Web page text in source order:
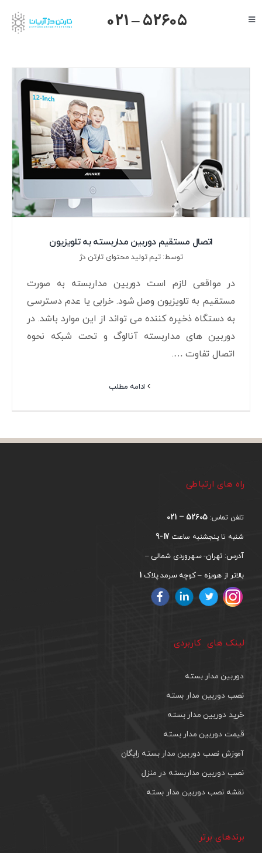
to
Toggle
گرنداستریم
هایک ویژن
تیاندی
021 – 52605
اتصال مستقیم دوربین مداربسته به تلویزیون
توسط: تیم تولید محتوای تارتن دژ
در مواقعی لازم است دوربین مداربسته به صورت
مستقیم به تلویزیون وصل شود. خرابی یا عدم دسترسی
به دستگاه ذخیره کننده می تواند از این موارد باشد. در
دوربین های مداربسته آنالوگ و تحت شبکه نحوه
اتصال تفاوت ….
ادامه مطلب
راه های ارتباطی
تلفن تماس: 52605 – 021
شنبه تا پنجشنبه ساعت 17-9
آدرس: تهران- سهروردی شمالی –
بالاتر از هویزه – کوچه سرمد پلاک 1
لینک های کاربردی
دوربین مدار بسته
نصب دوربین مدار بسته
خرید دوربین مدار بسته
قیمت دوربین مدار بسته
آموزش نصب دوربین مدار بسته رایگان
نصب دوربین مداربسته در منزل
نقشه نصب دوربین مدار بسته
برندهای برتر